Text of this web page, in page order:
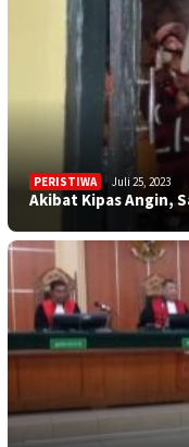
PERISTIWA Juli 25, 2023
Akibat Kipas Angin,